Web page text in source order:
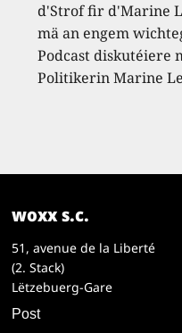
d'Strof fir d'Marine
mä an engem
Podcast diskutéiere
Politikerin Marine
woxx s.c.
51, avenue de la Liberté
(2. Stack)
Lëtzebuerg-Gare
Post